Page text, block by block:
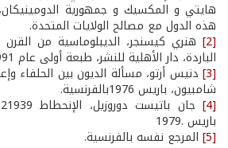
هايتي و المكسيك و جمهورية
هذه الدول مع مصالح الولايات المتحدة.
[2] هنري كيسنجر، الديبلوماسية من
الباردة، دار الأهلية للنشر، طبعة أولى عام 5991، ص .43
[3] دنيس أرتو، مسألة الديون بين الحلفاء
شامبيون، باريس 1976­بالفرنسية.
[4]
باريس .1979
[5] المرجع نفسه بالفرنسية.